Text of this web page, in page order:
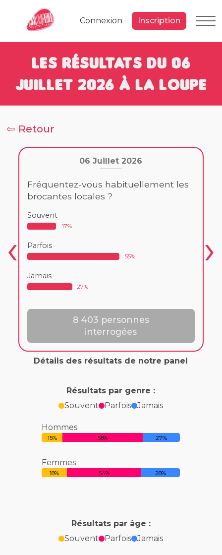
Connexion Inscription
Les résultats du 06
Juillet 2026 à la loupe
⇦ Retour
06 Juillet 2026
Fréquentez-vous habituellement les
brocantes locales ?
Souvent
17%
Parfois
55%
Jamais
27%
8 403 personnes
interrogées
Détails des résultats de notre panel
Résultats par genre :
Souvent
Parfois Jamais
Hommes
15% 58% 27%
Femmes
18% 54% 28%
Résultats par âge :
Souvent
Parfois Jamais